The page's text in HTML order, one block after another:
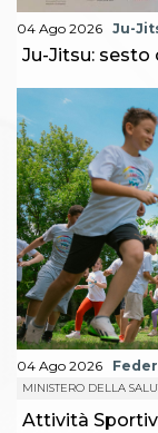
04 Ago 2026 Ju-
Ju-Jitsu: sesto
04 Ago 2026
MINISTERO DELLA
Attività